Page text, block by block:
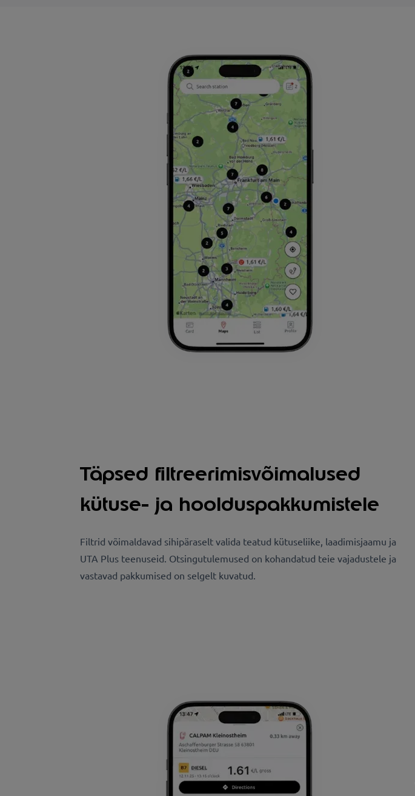
Täpsed filtreerimisvõimalused
kütuse- ja hoolduspakkumistele
Filtrid võimaldavad sihipäraselt valida teatud kütuseliike, laadimisjaamu ja
UTA Plus teenuseid. Otsingutulemused on kohandatud teie vajadustele ja
vastavad pakkumised on selgelt kuvatud.